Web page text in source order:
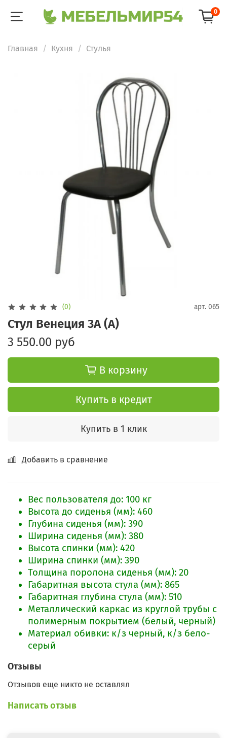
0
Главная Кухня Стулья
(0) арт. 065
Стул Венеция 3А (А)
3 550.00 руб
В корзину
Купить в кредит
Купить в 1 клик
Добавить в сравнение
Вес пользователя до: 100 кг
Высота до сиденья (мм): 460
Глубина сиденья (мм): 390
Ширина сиденья (мм): 380
Высота спинки (мм): 420
Ширина спинки (мм): 390
Толщина поролона сиденья (мм): 20
Габаритная высота стула (мм): 865
Габаритная глубина стула (мм): 510
Металлический каркас из круглой трубы с
полимерным покрытием (белый, черный)
Материал обивки: к/з черный, к/з бело-
серый
Отзывы
Отзывов еще никто не оставлял
Написать отзыв